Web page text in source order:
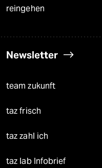
reingehen
Newsletter
team zukunft
taz frisch
taz zahl ich
taz lab Infobrief